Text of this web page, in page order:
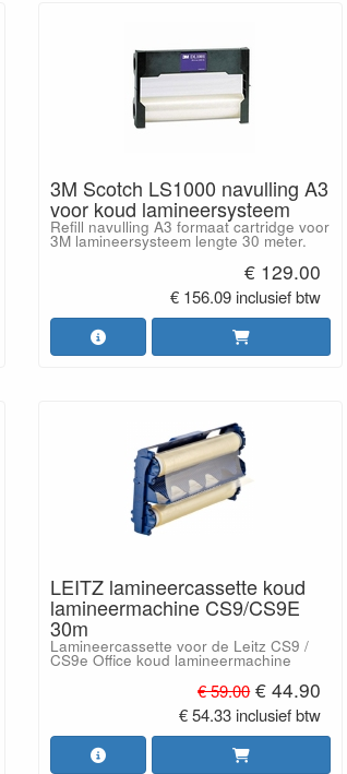
3M Scotch LS1000 navulling A3
voor koud lamineersysteem
Refill navulling A3 formaat cartridge voor
3M lamineersysteem lengte 30 meter.
€ 129.00
€ 156.09 inclusief btw
LEITZ lamineercassette koud
lamineermachine CS9/CS9E
30m
Lamineercassette voor de Leitz CS9 /
CS9e Office koud lamineermachine
€ 59.00 € 44.90
€ 54.33 inclusief btw